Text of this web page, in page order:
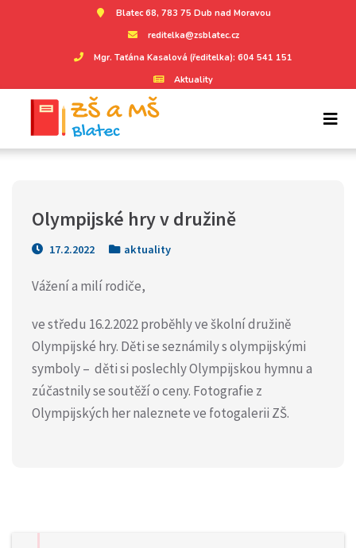
Blatec 68, 783 75 Dub nad Moravou
reditelka@zsblatec.cz
Mgr. Taťána Kasalová (ředitelka): 604 541 151
Aktuality
Olympijské hry v družině
17.2.2022 aktuality
Vážení a milí rodiče,
ve středu 16.2.2022 proběhly ve školní družině
Olympijské hry. Děti se seznámily s olympijskými
symboly – děti si poslechly Olympijskou hymnu a
zúčastnily se soutěží o ceny. Fotografie z
Olympijských her naleznete ve fotogalerii ZŠ.